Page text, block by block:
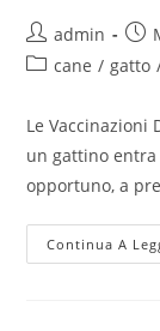
admin
cane / gatto
Le Vaccinazioni
un gattino
opportuno, a
Continua A